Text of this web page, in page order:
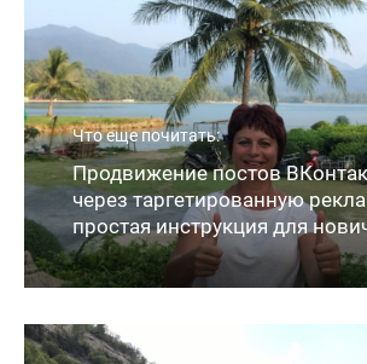
Что еще почитать:
Продвижение постов
через таргетированную
простая инструкция для
➡️Самая незаметная мысль не та,
приходит. А та, которая никогда
воспринимается как мысль: «Это
происходит со мной».